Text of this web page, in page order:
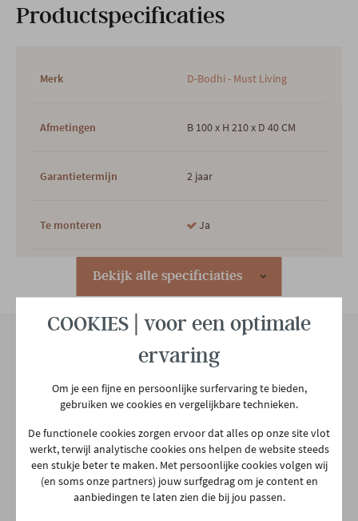
Productspecificaties
Bekijk alle specificiaties
Merk D-Bodhi - Must Living
Afmetingen B 100 x H 210 x D 40 CM
Garantietermijn 2 jaar
Te monteren Ja
Hoofdkleur Bruin
Uitvoering greeplijst greeploos
Hout
Materiaal poten Metaal
Aarschotsesteenweg 151
03 480 42 26
info@gerowonen.be
Ma
10:00 - 18:30
COOKIES | voor een optimale
ervaring
Om je een fijne en persoonlijke surfervaring te bieden,
gebruiken we cookies en vergelijkbare technieken.
De functionele cookies zorgen ervoor dat alles op onze site vlot
werkt, terwijl analytische cookies ons helpen de website steeds
een stukje beter te maken. Met persoonlijke cookies volgen wij
(en soms onze partners) jouw surfgedrag om je content en
aanbiedingen te laten zien die bij jou passen.